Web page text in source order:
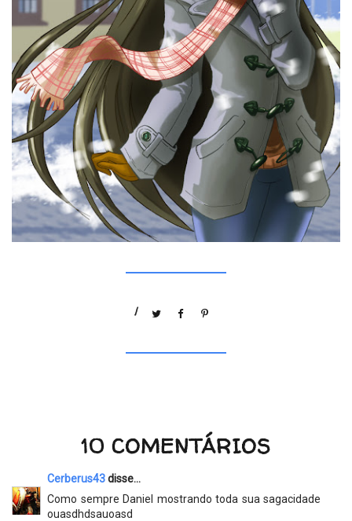
/
10 COMENTÁRIOS
Cerberus43disse...
Como sempre Daniel mostrando toda sua sagacidade
ouasdhdsauoasd